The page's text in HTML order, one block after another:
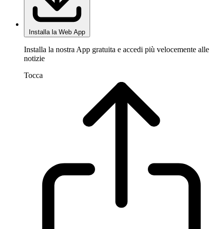
Installa la Web App
Installa la nostra App gratuita e accedi più velocemente alle
notizie
Tocca